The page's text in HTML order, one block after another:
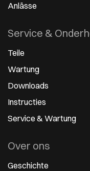
Anlässe
Service &
Teile
Wartung
Downloads
Instructies
Service & Wartung
Over ons
Geschichte